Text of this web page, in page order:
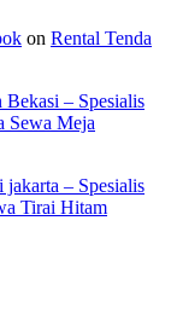
on Rental Tenda
– Spesialis
Sewa Meja
– Spesialis
Tirai Hitam